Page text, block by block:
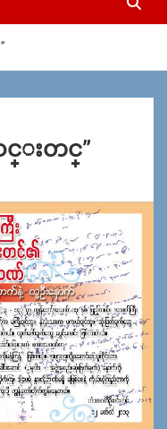
၇၅၃ ၊ ၀၉ ၅၀၄ ၁၀ ၅၈) ျ
၆၃၆၉၉၈၃၄
င္​းတင္​”